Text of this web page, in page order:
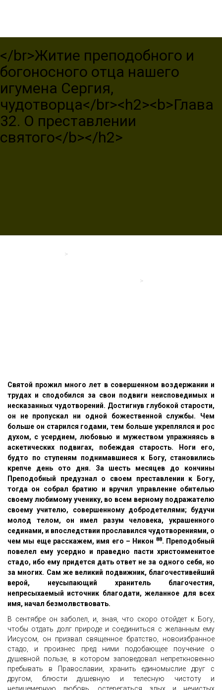
</br>Житие преподобного и
богоносного отца нашего
игумена Сергия,
чудотворца</br><h2><b>Глава
32. О преставлении
святого</b></h2>
>
>
Святой прожил много лет в совершенном воздержании и
трудах и сподобился за свои подвиги неисповедимых и
несказанных чудотворений. Достигнув глубокой старости,
он не пропускал ни одной божественной службы. Чем
больше он старился годами, тем больше укреплялся и рос
духом, с усердием, любовью и мужеством упражняясь в
аскетических подвигах, побеждая старость. Ноги его,
будто по ступеням поднимавшиеся к Богу, становились
крепче день ото дня. За шесть месяцев до кончины
Преподобный предузнал о своем преставлении к Богу,
тогда он собрал братию и вручил управление обителью
своему любимому ученику, во всем верному подражателю
своему учителю, совершенному добродетелями; будучи
молод телом, он имел разум человека, украшенного
сединами, и впоследствии прославился чудотворениями, о
чем мы еще расскажем, имя его – Никон 88. Преподобный
повелел ему усердно и праведно пасти христоименитое
стадо, ибо ему придется дать ответ не за одного себя, но
за многих. Сам же великий подвижник, благочестивейший
верой, неусыпающий хранитель благочестия,
непресыхаемый источник благодати, желанное для всех
имя, начал безмолвствовать.
В сентябре он заболел, и, зная, что скоро отойдет к Богу,
чтобы отдать долг природе и соединиться с желанным ему
Иисусом, он призвал священное братство, новоизбранное
стадо, и произнес пред ними подобающее поучение о
душевной пользе, в котором заповедовал непреткновенно
пребывать в Православии, хранить единомыслие друг с
другом, блюсти душевную и телесную чистоту и